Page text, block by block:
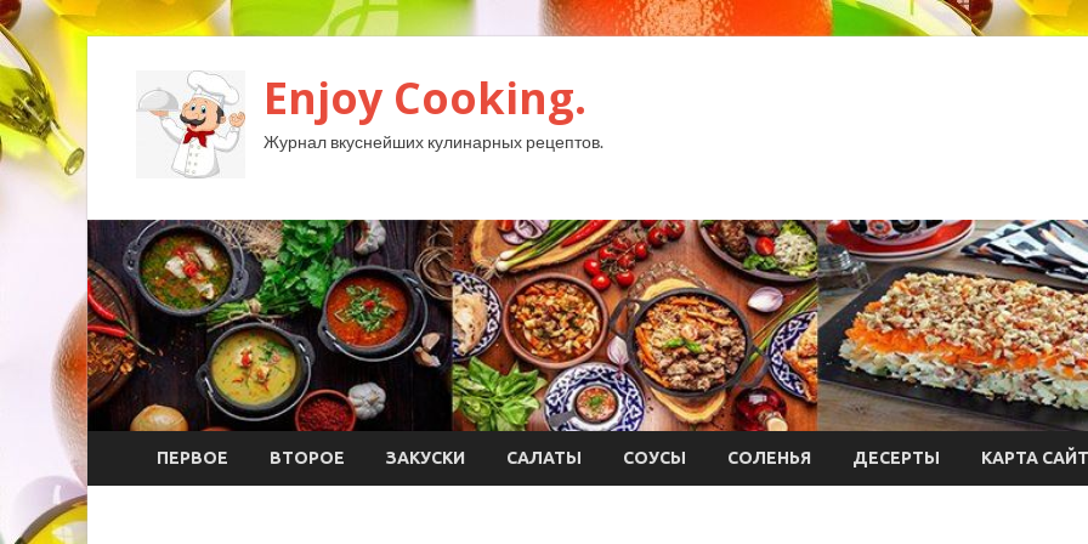
Enjoy Cooking.
Журнал вкуснейших кулинарных рецептов.
ПЕРВОЕ ВТОРОЕ ЗАКУСКИ САЛАТЫ СОУСЫ СОЛЕНЬЯ ДЕСЕРТЫ КАРТА